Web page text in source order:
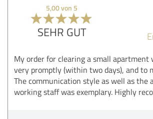
5,00 von 5
SEHR GUT
My order for clearing a small apartment
very promptly (within two days), and to
The communication style as well as
working staff was exemplary. Highly